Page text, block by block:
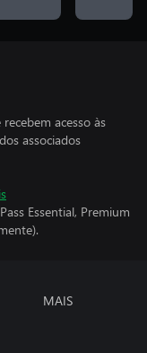
acesso às
associados
Essential, Premium
MAIS